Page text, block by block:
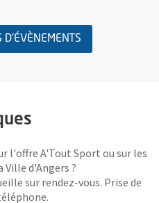
D'ÉVÈNEMENTS
l'offre A'Tout Sport ou sur les
d'Angers ?
sur rendez-vous. Prise de